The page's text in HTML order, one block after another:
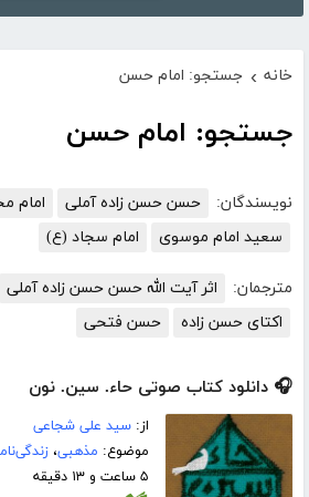
خانه › جستجو: امام حسن
جستجو: امام حسن
نویسندگان: حسن حسن زاده آملی
امام
سعید امام موسوی
امام سجاد (ع)
مترجمان: اثر آیت الله حسن حسن زاده آملی
اكتای حسن زاده
حسن فتحی
🎧 دانلود کتاب صوتی حاء. سین. نون
از:سید علی شجاعی
موضوع: مذهبی،
۵ ساعت و ۱۳ دقیقه